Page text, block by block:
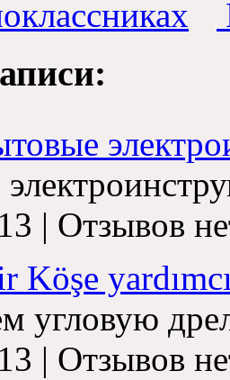
:
| Отзывов
Köşe
угловую
| Отзывов